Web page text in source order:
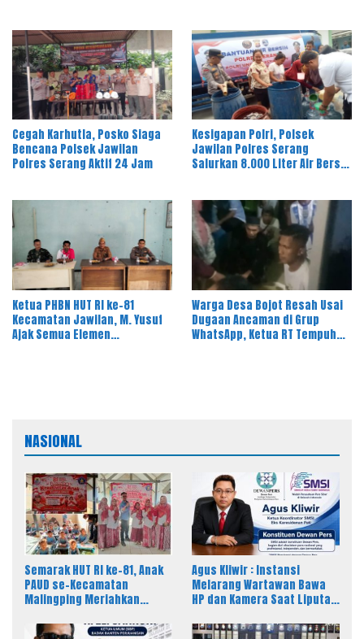
Cegah Karhutla, Posko Siaga
Bencana Polsek Jawilan
Polres Serang Aktif 24 Jam
Kesigapan Polri, Polsek
Jawilan Polres Serang
Salurkan 8.000 Liter Air Bersih
Ketua PHBN HUT RI ke-81
Kecamatan Jawilan, M. Yusuf
Ajak Semua Elemen
Warga Desa Bojot Resah Usai
Dugaan Ancaman di Grup
WhatsApp, Ketua RT Tempuh
NASIONAL
Semarak HUT RI ke-81, Anak
PAUD se-Kecamatan
Malingping Meriahkan
Agus Kliwir : Instansi
Melarang Wartawan Bawa
HP dan Kamera Saat Liputan
Pers